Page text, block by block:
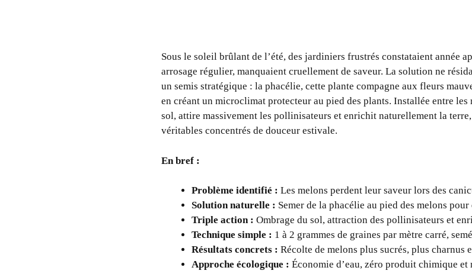
Sous le soleil brûlant de l’été, des jardiniers frustrés constataient année
arrosage régulier, manquaient cruellement de saveur. La solution ne
un semis stratégique : la phacélie, cette plante compagne aux fleurs
en créant un microclimat protecteur au pied des plants. Installée entre
sol, attire massivement les pollinisateurs et enrichit naturellement la
véritables concentrés de douceur estivale.
En bref :
Problème identifié : Les melons perdent leur saveur lors des
Solution naturelle : Semer de la phacélie au pied des melons
Triple action : Ombrage du sol, attraction des pollinisateurs et
Technique simple : 1 à 2 grammes de graines par mètre carré,
Résultats concrets : Récolte de melons plus sucrés, plus charnus
Approche écologique : Économie d’eau, zéro produit chimique